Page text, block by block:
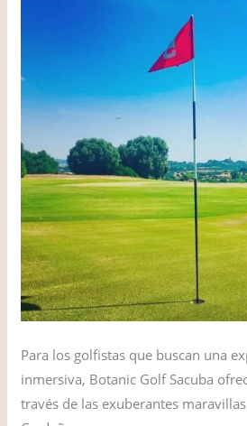
Para los golfistas que buscan una
inmersiva, Botanic Golf Sacuba
través de las exuberantes